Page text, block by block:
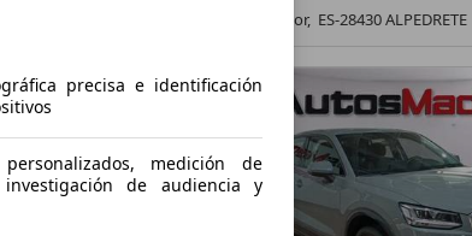
Vendedor, ES-28430 ALPEDRETE
precisa e identificación
medición de
de audiencia y